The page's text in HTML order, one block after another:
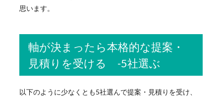
思います。
軸が決まったら本格的な提案・
見積りを受ける -5社選ぶ
以下のように少なくとも5社選んで提案・見積りを受け、